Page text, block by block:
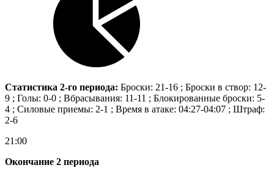
Статистика 2-го периода: Броски: 21-16 ; Броски в створ: 12-
9 ; Голы: 0-0 ; Вбрасывания: 11-11 ; Блокированные броски: 5-
4 ; Силовые приемы: 2-1 ; Время в атаке: 04:27-04:07 ; Штраф:
2-6
21:00
Окончание 2 периода